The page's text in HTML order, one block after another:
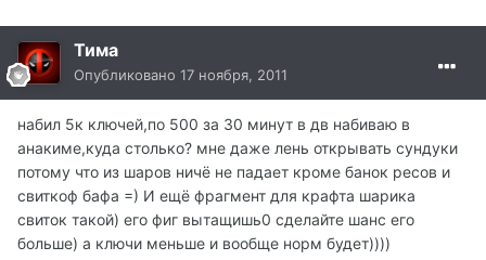
Тима
Опубликовано 17 ноября, 2011
набил 5к ключей,по 500 за 30 минут в дв набиваю в
анакиме,куда столько? мне даже лень открывать сундуки
потому что из шаров ничё не падает кроме банок ресов и
свиткоф бафа =) И ещё фрагмент для крафта шарика
свиток такой) его фиг вытащишь0 сделайте шанс его
больше) а ключи меньше и вообще норм будет))))